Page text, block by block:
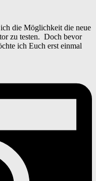
die Möglichkeit die neue
zu testen. Doch bevor
ich Euch erst einmal